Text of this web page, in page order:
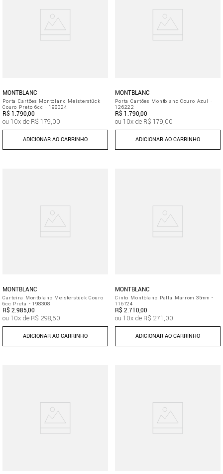
MONTBLANC
Porta Cartões Montblanc Meisterstück
Couro Preto 6cc - 198324
R$ 1 .790,00
ou 10x de R$ 179,00
ADICIONAR AO CARRINHO
MONTBLANC
Porta Cartões Montblanc Couro Azul -
126222
R$ 1 .790,00
ou 10x de R$ 179,00
ADICIONAR AO CARRINHO
MONTBLANC
Carteira Montblanc Meisterstück Couro
6cc Preta - 198308
R$ 2.985,00
ou 10x de R$ 298,50
ADICIONAR AO CARRINHO
MONTBLANC
Cinto Montblanc Palla Marrom 35mm -
116724
R$ 2.710,00
ou 10x de R$ 271 ,00
ADICIONAR AO CARRINHO